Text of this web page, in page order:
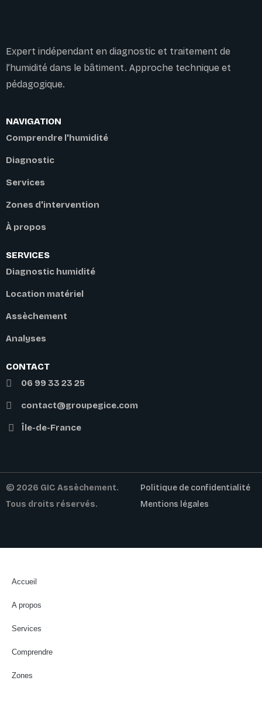
Expert indépendant en diagnostic et traitement de
l’humidité dans le bâtiment. Approche technique et
pédagogique.
NAVIGATION
Comprendre l'humidité
Diagnostic
Services
Zones d'intervention
À propos
SERVICES
Diagnostic humidité
Location matériel
Assèchement
Analyses
CONTACT
06 99 33 23 25
contact@groupegice.com
Île-de-France
© 2026 GIC Assèchement.
Tous droits réservés.
Politique de confidentialité
Mentions légales
Accueil
A propos
Services
Comprendre
Zones